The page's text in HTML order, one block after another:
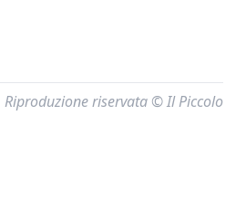
Riproduzione riservata © Il Piccolo